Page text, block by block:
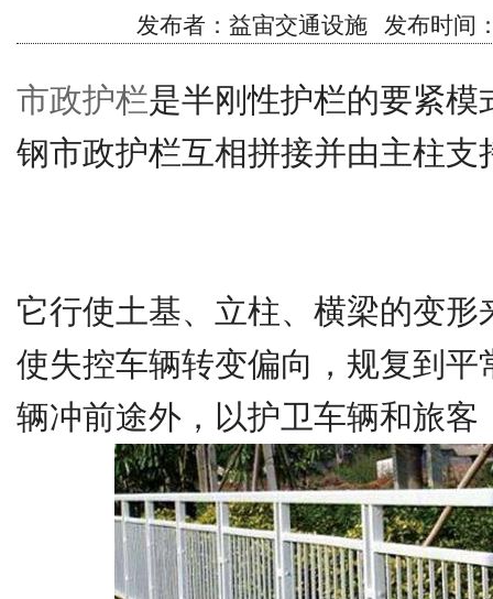
发布者：益宙交通设施 发布时间
市政护栏是半刚性护栏的要紧
钢市政护栏互相拼接并由主柱支
它行使土基、立柱、横梁的变
使失控车辆转变偏向，规复到
辆冲前途外，以护卫车辆和旅